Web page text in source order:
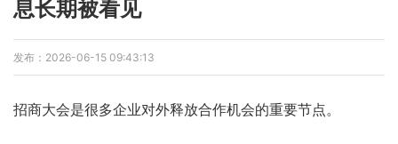
息长期被看见
发布：2026-06-15 09:43:13
招商大会是很多企业对外释放合作机会的重要节点。